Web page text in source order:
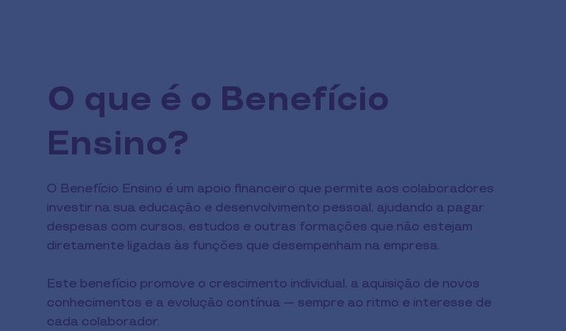
O que é o Benefício
Ensino?
O Benefício Ensino é um apoio financeiro que permite aos colaboradores
investir na sua educação e desenvolvimento pessoal, ajudando a pagar
despesas com cursos, estudos e outras formações que não estejam
diretamente ligadas às funções que desempenham na empresa.
Este benefício promove o crescimento individual, a aquisição de novos
conhecimentos e a evolução contínua — sempre ao ritmo e interesse de
cada colaborador.